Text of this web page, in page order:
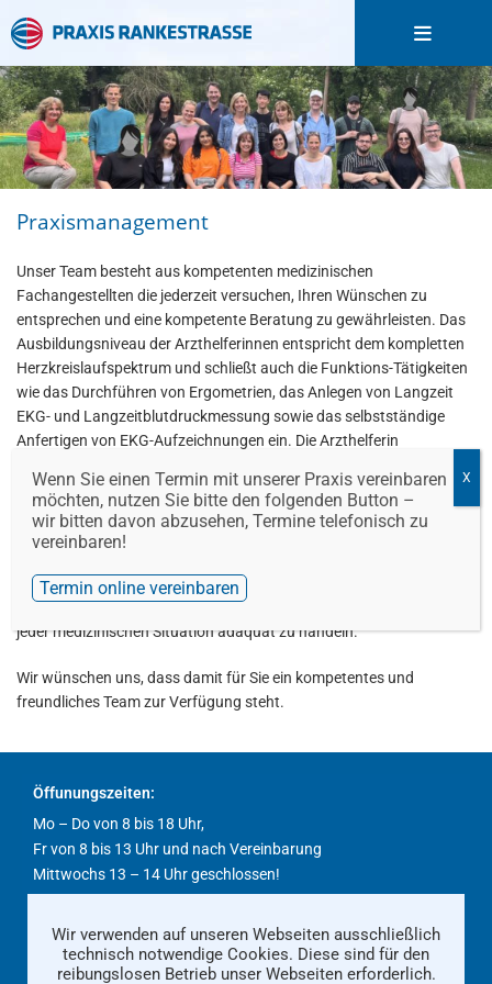
Praxismanagement
Unser Team besteht aus kompetenten medizinischen
Fachangestellten die jederzeit versuchen, Ihren Wünschen zu
entsprechen und eine kompetente Beratung zu gewährleisten. Das
Ausbildungsniveau der Arzthelferinnen entspricht dem kompletten
Herzkreislaufspektrum und schließt auch die Funktions-Tätigkeiten
wie das Durchführen von Ergometrien, das Anlegen von Langzeit
EKG- und Langzeitblutdruckmessung sowie das selbstständige
Anfertigen von EKG-Aufzeichnungen ein. Die Arzthelferin
Schrittmacherkontrollen.
Selbstverständlich gehen wir Ihnen auch zur Hand, wenn ihre
Durchführung der Ultraschalluntersuchungen. Durch regelmäßige
Schulungen und Simulation von Notfallsituationen versuchen wir, in
jeder medizinischen Situation adäquat zu handeln.
Wir wünschen uns, dass damit für Sie ein kompetentes und
freundliches Team zur Verfügung steht.
Öffunungszeiten:
Mo – Do von 8 bis 18 Uhr,
Fr von 8 bis 13 Uhr und nach Vereinbarung
Mittwochs 13 – 14 Uhr geschlossen!
Kontakt Impressum Datenschutz
Wir verwenden auf unseren Webseiten ausschließlich
technisch notwendige Cookies. Diese sind für den
reibungslosen Betrieb unser Webseiten erforderlich.
Wenn Sie einen Termin mit unserer Praxis vereinbaren
möchten, nutzen Sie bitte den folgenden Button –
wir bitten davon abzusehen, Termine telefonisch zu
vereinbaren!
Termin online vereinbaren